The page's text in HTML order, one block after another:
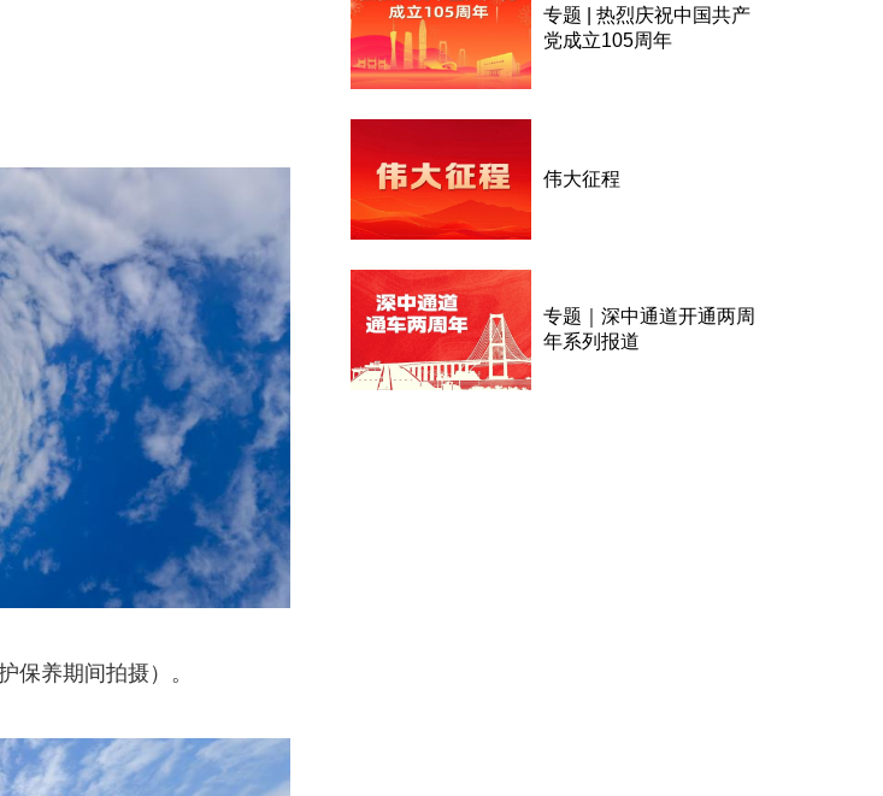
保养期间拍摄）。
专题 | 热烈庆祝中国共产
党成立105周年
伟大征程
专题｜深中通道开通两周
年系列报道